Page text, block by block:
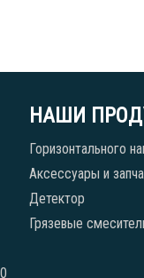
НАШИ
Горизонтального
Аксессуары и
Детектор
Грязевые